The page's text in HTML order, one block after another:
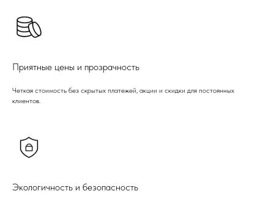
Приятные цены и прозрачность
Четкая стоимость без скрытых платежей, акции и скидки для постоянных
клиентов.
Экологичность и безопасность